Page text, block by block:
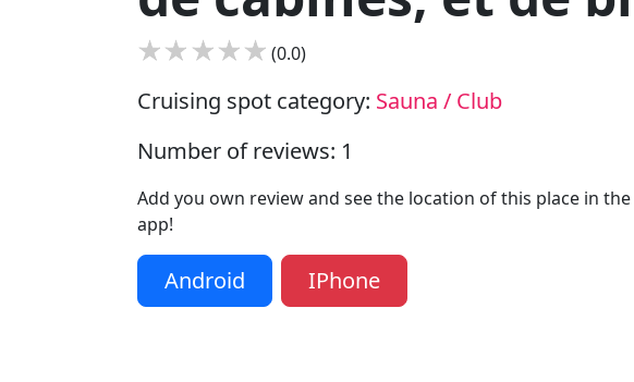
(0.0)
Cruising spot category: Sauna / Club
Number of reviews: 1
Add you own review and see the location of this place in
app!
Android IPhone